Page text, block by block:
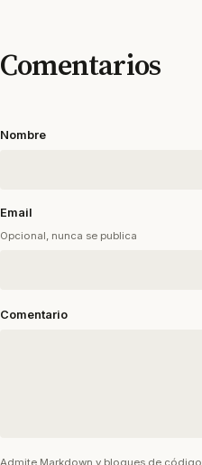
Comentarios
Nombre
Email
Opcional, nunca se publica
Comentario
Admite Markdown y bloques de código.